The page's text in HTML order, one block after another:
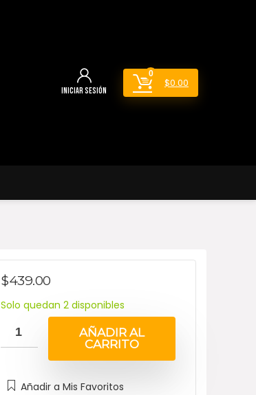
Iniciar sesión
0
$0.00
$439.00
Solo quedan 2 disponibles
AÑADIR AL
CARRITO
Añadir a Mis Favoritos